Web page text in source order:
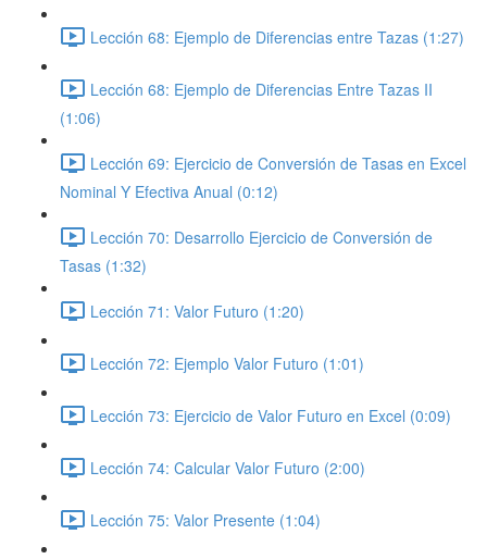
Lección 68: Ejemplo de Diferencias entre Tazas (1:27)
Lección 68: Ejemplo de Diferencias Entre Tazas II
(1:06)
Lección 69: Ejercicio de Conversión de Tasas en Excel
Nominal Y Efectiva Anual (0:12)
Lección 70: Desarrollo Ejercicio de Conversión de
Tasas (1:32)
Lección 71: Valor Futuro (1:20)
Lección 72: Ejemplo Valor Futuro (1:01)
Lección 73: Ejercicio de Valor Futuro en Excel (0:09)
Lección 74: Calcular Valor Futuro (2:00)
Lección 75: Valor Presente (1:04)